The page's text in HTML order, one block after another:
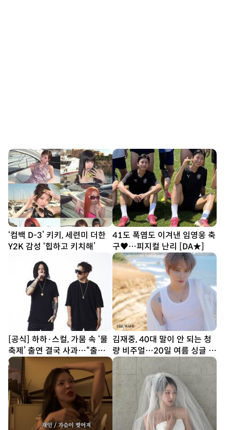
‘컴백 D-3’ 키키, 세련미 더한
Y2K 감성 ‘힙하고 키치해’
41도 폭염도 이겨낸 임영웅 축
구♥…피지컬 난리 [DA★]
[공식] 하하·스컬, 가뭄 속 ‘물
축제’ 출연 결국 사과…“출연
료 전액 기부”
김재중, 40대 말이 안 되는 청
량 비주얼…20일 여름 싱글 발
매